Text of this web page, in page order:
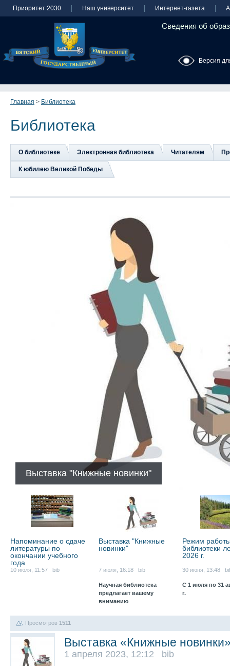
Приоритет 2030 Наш университет Интернет-газета
Сведения об
Версия
Главная > Библиотека
Библиотека
О библиотеке Электронная библиотека Читателям
К юбилею Великой Победы
Выставка "Книжные новинки"
Напоминание о сдаче
литературы по
окончании учебного
года
10 июля, 11:57 bib
Выставка "Книжные
новинки"
7 июля, 16:18 bib
Научная библиотека
предлагает вашему
вниманию
Режим
библиотеки
2026 г.
30 июня, 13:48
С 1 июля по 31
г.
Просмотров 1511
Выставка «Книжные
1 апреля 2023, 12:12 bib